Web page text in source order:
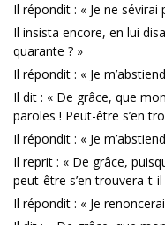
Il répondit : « Je ne
Il insista encore, en lui
quarante ? »
Il répondit : « Je
Il dit : « De grâce, que
paroles ! Peut-être s’en
Il répondit : « Je
Il reprit : « De grâce,
peut-être s’en trouvera-t-il
Il répondit : « Je